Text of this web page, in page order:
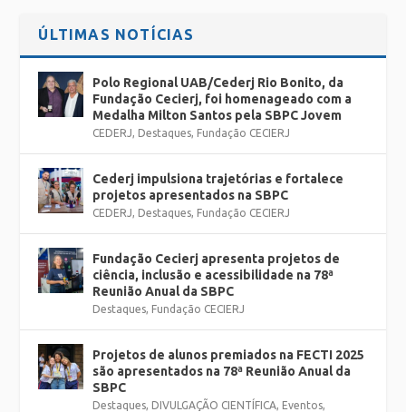
ÚLTIMAS NOTÍCIAS
Polo Regional UAB/Cederj Rio Bonito, da
Fundação Cecierj, foi homenageado com a
Medalha Milton Santos pela SBPC Jovem
CEDERJ, Destaques, Fundação CECIERJ
Cederj impulsiona trajetórias e fortalece
projetos apresentados na SBPC
CEDERJ, Destaques, Fundação CECIERJ
Fundação Cecierj apresenta projetos de
ciência, inclusão e acessibilidade na 78ª
Reunião Anual da SBPC
Destaques, Fundação CECIERJ
Projetos de alunos premiados na FECTI 2025
são apresentados na 78ª Reunião Anual da
SBPC
Destaques, DIVULGAÇÃO CIENTÍFICA, Eventos,